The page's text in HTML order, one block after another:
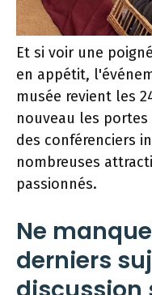
Et si voir une
en appétit,
musée revient les
nouveau les
des conférenciers
nombreuses
passionnés.
Ne
derniers